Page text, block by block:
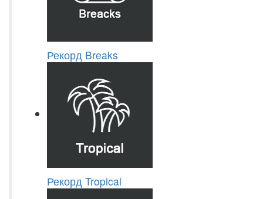
Рекорд Breaks
Рекорд Tropical